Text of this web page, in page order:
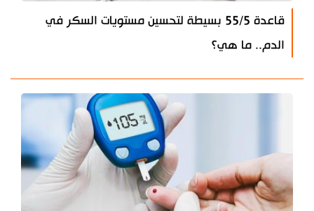
قاعدة 55/5 بسيطة لتحسين مستويات السكر في
الدم.. ما هي؟